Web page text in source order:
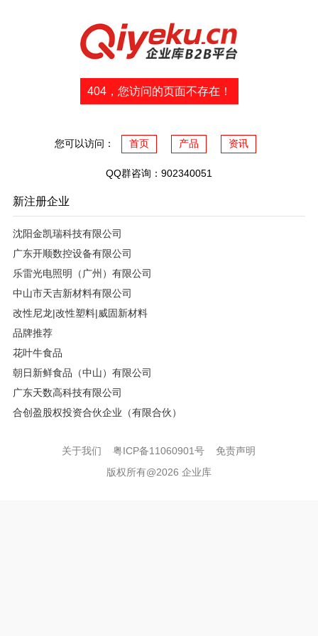
404，您访问的页面不存在！
您可以访问： 首页 产品 资讯
QQ群咨询：902340051
新注册企业
沈阳金凯瑞科技有限公司
广东开顺数控设备有限公司
乐雷光电照明（广州）有限公司
中山市天吉新材料有限公司
改性尼龙|改性塑料|威固新材料
品牌推荐
花叶牛食品
朝日新鲜食品（中山）有限公司
广东天数高科技有限公司
合创盈股权投资合伙企业（有限合伙）
关于我们 粤ICP备11060901号
免责声明
版权所有@2026 企业库